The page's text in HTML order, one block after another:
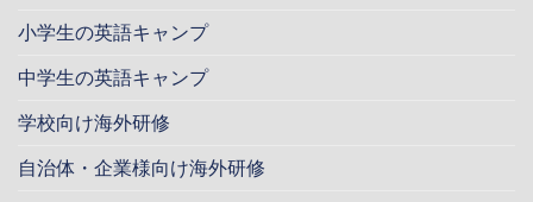
小学生の英語キャンプ
中学生の英語キャンプ
学校向け海外研修
自治体・企業様向け海外研修